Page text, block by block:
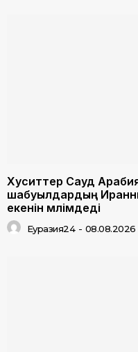
Хуситтер Сауд
шабуылдардың
екенін мәлімдеді
Еуразия24 - 08.08.2026